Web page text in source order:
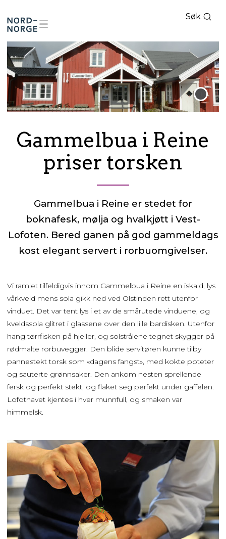
Nord-
Norge
Søk
Gammelbua i Reine
priser torsken
Gammelbua i Reine er stedet for
boknafesk, mølja og hvalkjøtt i Vest-
Lofoten. Bered ganen på god gammeldags
kost elegant servert i rorbuomgivelser.
Vi ramlet tilfeldigvis innom Gammelbua i Reine en iskald, lys
vårkveld mens sola gikk ned ved Olstinden rett utenfor
vinduet. Det var tent lys i et av de smårutede vinduene, og
kveldssola glitret i glassene over den lille bardisken. Utenfor
hang tørrfisken på hjeller, og solstrålene tegnet skygger på
rødmalte rorbuvegger. Den blide servitøren kunne tilby
pannestekt torsk som «dagens fangst», med kokte poteter
og sauterte grønnsaker. Den ankom nesten sprellende
fersk og perfekt stekt, og flaket seg perfekt under gaffelen.
Lofothavet kjentes i hver munnfull, og smaken var
himmelsk.